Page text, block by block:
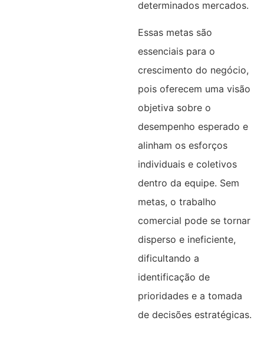
determinados mercados.
Essas metas são
essenciais para o
crescimento do negócio,
pois oferecem uma visão
objetiva sobre o
desempenho esperado e
alinham os esforços
individuais e coletivos
dentro da equipe. Sem
metas, o trabalho
comercial pode se tornar
disperso e ineficiente,
dificultando a
identificação de
prioridades e a tomada
de decisões estratégicas.